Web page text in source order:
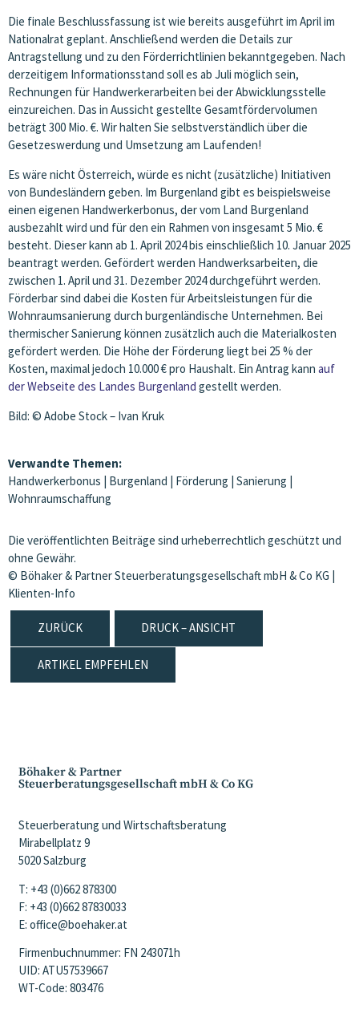
Die finale Beschlussfassung ist wie bereits ausgeführt im April im
Nationalrat geplant. Anschließend werden die Details zur
Antragstellung und zu den Förderrichtlinien bekanntgegeben. Nach
derzeitigem Informationsstand soll es ab Juli möglich sein,
Rechnungen für Handwerkerarbeiten bei der Abwicklungsstelle
einzureichen. Das in Aussicht gestellte Gesamtfördervolumen
beträgt 300 Mio. €. Wir halten Sie selbstverständlich über die
Gesetzeswerdung und Umsetzung am Laufenden!
Es wäre nicht Österreich, würde es nicht (zusätzliche) Initiativen
von Bundesländern geben. Im Burgenland gibt es beispielsweise
einen eigenen Handwerkerbonus, der vom Land Burgenland
ausbezahlt wird und für den ein Rahmen von insgesamt 5 Mio. €
besteht. Dieser kann ab 1. April 2024 bis einschließlich 10. Januar 2025
beantragt werden. Gefördert werden Handwerksarbeiten, die
zwischen 1. April und 31. Dezember 2024 durchgeführt werden.
Förderbar sind dabei die Kosten für Arbeitsleistungen für die
Wohnraumsanierung durch burgenländische Unternehmen. Bei
thermischer Sanierung können zusätzlich auch die Materialkosten
gefördert werden. Die Höhe der Förderung liegt bei 25 % der
Kosten, maximal jedoch 10.000 € pro Haushalt. Ein Antrag kann auf
der Webseite des Landes Burgenland gestellt werden.
Bild: © Adobe Stock – Ivan Kruk
Verwandte Themen:
Handwerkerbonus | Burgenland | Förderung | Sanierung |
Wohnraumschaffung
Die veröffentlichten Beiträge sind urheberrechtlich geschützt und
ohne Gewähr.
© Böhaker & Partner Steuerberatungsgesellschaft mbH & Co KG |
Klienten-Info
ZURÜCK DRUCK – ANSICHT
ARTIKEL EMPFEHLEN
Böhaker & Partner
Steuerberatungsgesellschaft mbH & Co KG
Steuerberatung und Wirtschaftsberatung
Mirabellplatz 9
5020 Salzburg
T: +43 (0)662 878300
F: +43 (0)662 87830033
E: office@boehaker.at
Firmenbuchnummer: FN 243071h
UID: ATU57539667
WT-Code: 803476